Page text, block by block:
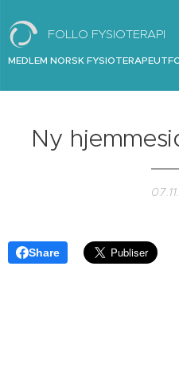
FOLLO FYSIOTERAPI
MEDLEM NORSK
Ny
Share